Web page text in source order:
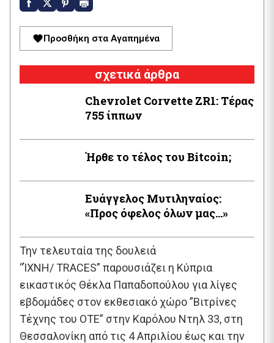
Προσθήκη στα Αγαπημένα
σχετικά άρθρα
Chevrolet Corvette ZR1: Τέρας
755 ίππων
Ήρθε το τέλος του Bitcoin;
Ευάγγελος Μυτιληναίος:
«Προς όφελος όλων μας…»
Την τελευταία της δουλειά
“ΊΧΝΗ/ TRACES” παρουσιάζει η Κύπρια
εικαστικός Θέκλα Παπαδοπούλου για λίγες
εβδομάδες στον εκθεσιακό χώρο ”Βιτρίνες
Τέχνης του ΟΤΕ” στην Καρόλου Ντηλ 33, στη
Θεσσαλονίκη από τις 4 Απριλίου έως και την